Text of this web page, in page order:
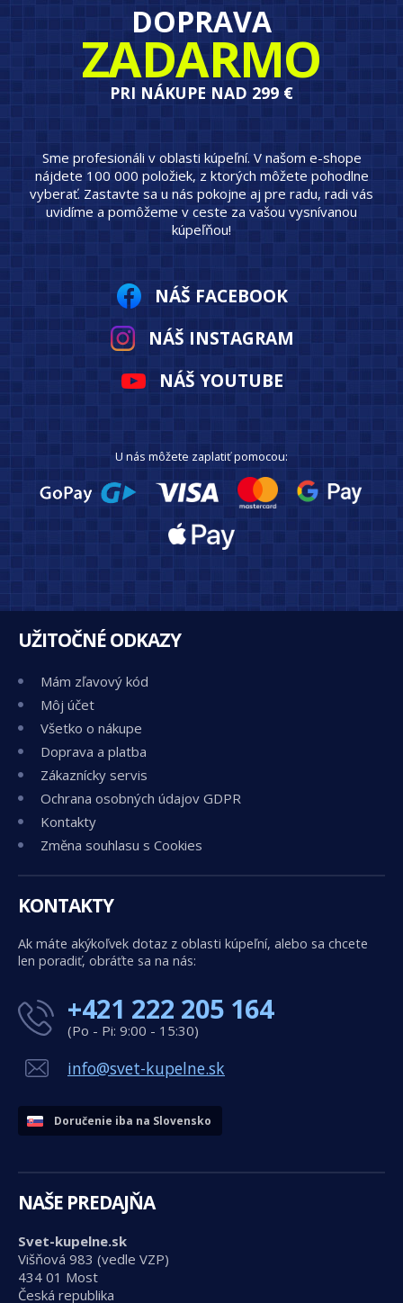
DOPRAVA
ZADARMO
PRI NÁKUPE NAD 299 €
Sme profesionáli v oblasti kúpeľní. V našom e-shope
nájdete 100 000 položiek, z ktorých môžete pohodlne
vyberať. Zastavte sa u nás pokojne aj pre radu, radi vás
uvidíme a pomôžeme v ceste za vašou vysnívanou
kúpeľňou!
NÁŠ FACEBOOK
NÁŠ INSTAGRAM
NÁŠ YOUTUBE
U nás môžete zaplatiť pomocou:
UŽITOČNÉ ODKAZY
Mám zľavový kód
Môj účet
Všetko o nákupe
Doprava a platba
Zákaznícky servis
Ochrana osobných údajov GDPR
Kontakty
Změna souhlasu s Cookies
KONTAKTY
Ak máte akýkoľvek dotaz z oblasti kúpeľní, alebo sa chcete
len poradiť, obráťte sa na nás:
+421 222 205 164
(Po - Pi: 9:00 - 15:30)
info@svet-kupelne.sk
Doručenie iba na Slovensko
NAŠE PREDAJŇA
Svet-kupelne.sk
Višňová 983 (vedle VZP)
434 01 Most
Česká republika